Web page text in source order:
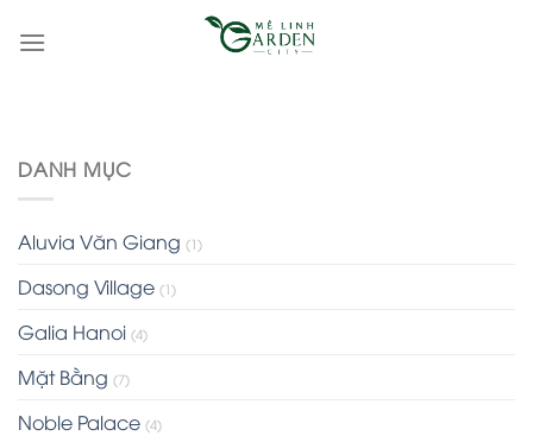
DANH MỤC
Aluvia Văn Giang (1)
Dasong Village (1)
Galia Hanoi (4)
Mặt Bằng (7)
Noble Palace (4)